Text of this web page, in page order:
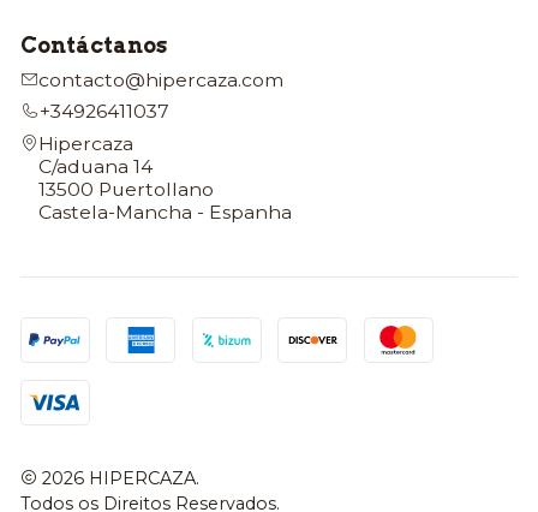
Contáctanos
contacto@hipercaza.com
+34926411037
Hipercaza
C/aduana 14
13500 Puertollano
Castela-Mancha - Espanha
2026 HIPERCAZA.
Todos os Direitos Reservados.